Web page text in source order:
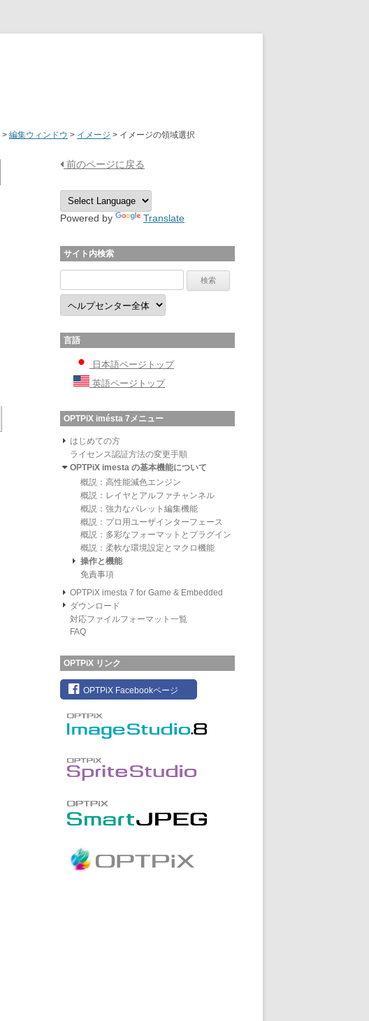
> 編集ウィンドウ > イメージ > イメージの領域選択
前のページに戻る
Powered by Translate
サイト内検索
言語
日本語ページトップ
英語ページトップ
OPTPiX imésta 7メニュー
はじめての方
ライセンス認証方法の変更手順
OPTPiX imesta の基本機能について
概説：高性能減色エンジン
概説：レイヤとアルファチャンネル
概説：強力なパレット編集機能
概説：プロ用ユーザインターフェース
概説：多彩なフォーマットとプラグイン
概説：柔軟な環境設定とマクロ機能
操作と機能
免責事項
OPTPiX imesta 7 for Game & Embedded
ダウンロード
対応ファイルフォーマット一覧
FAQ
OPTPiX リンク
OPTPiX Facebookページ